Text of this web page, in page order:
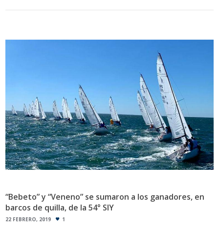
“Bebeto” y “Veneno” se sumaron a los ganadores, en
barcos de quilla, de la 54° SIY
22 FEBRERO, 2019 1